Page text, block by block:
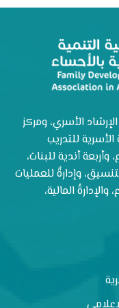
مركز الإرشاد الأسري، ومركز
للتدريب
وأربعة أندية للبنات،
وإدارةٌ للعمليات
المالية،